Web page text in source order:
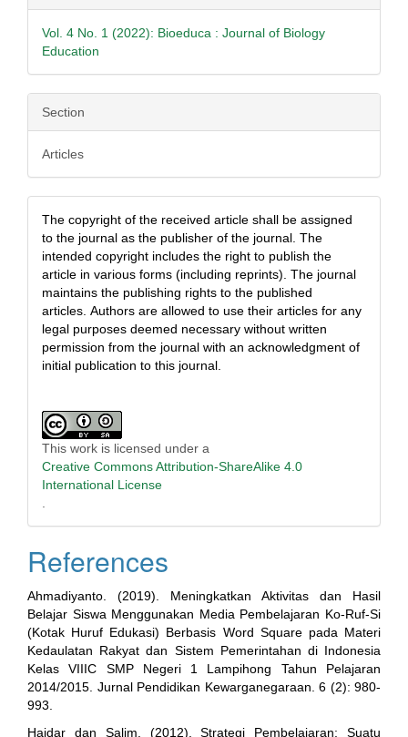
Vol. 4 No. 1 (2022): Bioeduca : Journal of Biology
Education
Section
Articles
The copyright of the received article shall be assigned
to the journal as the publisher of the journal. The
intended copyright includes the right to publish the
article in various forms (including reprints). The journal
maintains the publishing rights to the published
articles. Authors are allowed to use their articles for any
legal purposes deemed necessary without written
permission from the journal with an acknowledgment of
initial publication to this journal.
This work is licensed under a
Creative Commons Attribution-ShareAlike 4.0
International License
References
Ahmadiyanto. (2019). Meningkatkan Aktivitas dan Hasil
Belajar Siswa Menggunakan Media Pembelajaran Ko-Ruf-Si
(Kotak Huruf Edukasi) Berbasis Word Square pada Materi
Kedaulatan Rakyat dan Sistem Pemerintahan di Indonesia
Kelas VIIIC SMP Negeri 1 Lampihong Tahun Pelajaran
2014/2015. Jurnal Pendidikan Kewarganegaraan. 6 (2): 980-
993.
Haidar dan Salim. (2012). Strategi Pembelajaran; Suatu